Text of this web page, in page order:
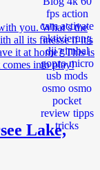
you. What’s the
all its finesse if it’s
it at home? This is
into play!
Lake,